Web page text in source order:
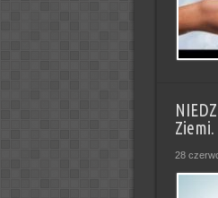
Ziemi.
28